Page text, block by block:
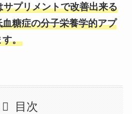
プリメントで改善出来る
糖症の分子栄養学的アプ
す。
目次